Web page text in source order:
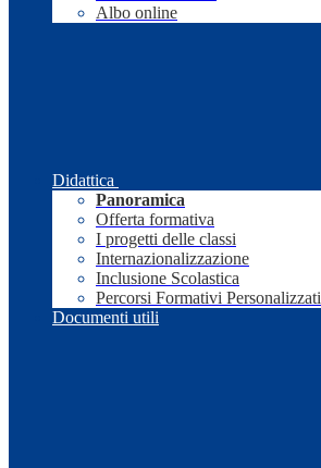
Albo online
Didattica
Panoramica
Offerta formativa
I progetti delle classi
Internazionalizzazione
Inclusione Scolastica
Percorsi Formativi Personalizzati
Documenti utili